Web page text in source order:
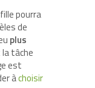
pourra
de
plus
tâche
est
àchoisir